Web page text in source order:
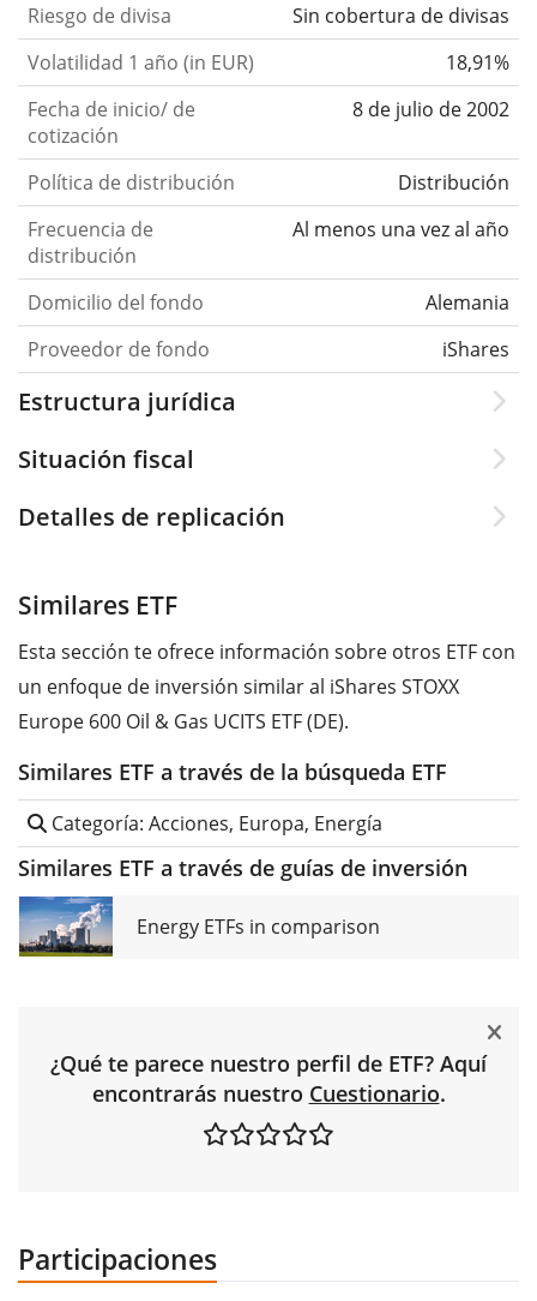
Riesgo de divisa
Sin cobertura de divisas
Volatilidad 1 año (in EUR)
18,91%
Fecha de inicio/ de
cotización
8 de julio de 2002
Política de distribución
Distribución
Frecuencia de
distribución
Al menos una vez al año
Domicilio del fondo
Alemania
Proveedor de fondo
iShares
Estructura jurídica
Situación fiscal
Detalles de replicación
Similares ETF
Esta sección te ofrece información sobre otros ETF con
un enfoque de inversión similar al iShares STOXX
Europe 600 Oil & Gas UCITS ETF (DE).
Similares ETF a través de la búsqueda ETF
Categoría: Acciones, Europa, Energía
Similares ETF a través de guías de inversión
Energy ETFs in comparison
¿Qué te parece nuestro perfil de ETF? Aquí
encontrarás nuestro Cuestionario.
Participaciones